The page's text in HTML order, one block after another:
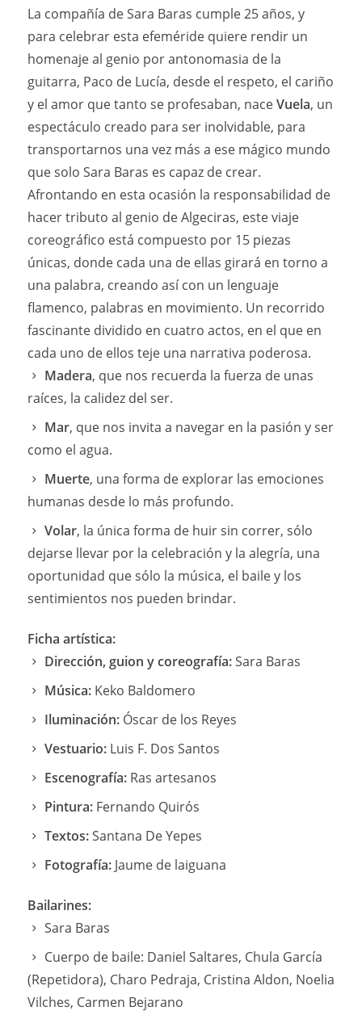
La compañía de Sara Baras cumple 25 años, y
para celebrar esta efeméride quiere rendir un
homenaje al genio por antonomasia de la
guitarra, Paco de Lucía, desde el respeto, el cariño
y el amor que tanto se profesaban, naceVuela, un
espectáculo creado para ser inolvidable, para
transportarnos una vez más a ese mágico mundo
que solo Sara Baras es capaz de crear.
Afrontando en esta ocasión la responsabilidad de
hacer tributo al genio de Algeciras, este viaje
coreográfico está compuesto por 15 piezas
únicas, donde cada una de ellas girará en torno a
una palabra, creando así con un lenguaje
flamenco, palabras en movimiento. Un recorrido
fascinante dividido en cuatro actos, en el que en
cada uno de ellos teje una narrativa poderosa.
Madera, que nos recuerda la fuerza de unas
raíces, la calidez del ser.
Mar, que nos invita a navegar en la pasión y ser
como el agua.
Muerte, una forma de explorar las emociones
humanas desde lo más profundo.
Volar, la única forma de huir sin correr, sólo
dejarse llevar por la celebración y la alegría, una
oportunidad que sólo la música, el baile y los
sentimientos nos pueden brindar.
Ficha artística:
Dirección, guion y coreografía:Sara Baras
Música: Keko Baldomero
Iluminación: Óscar de los Reyes
Vestuario: Luis F. Dos Santos
Escenografía: Ras artesanos
Pintura: Fernando Quirós
Textos:Santana De Yepes
Fotografía: Jaume de laiguana
Bailarines:
Sara Baras
Cuerpo de baile: Daniel Saltares, Chula García
(Repetidora), Charo Pedraja, Cristina Aldon, Noelia
Vilches, Carmen Bejarano